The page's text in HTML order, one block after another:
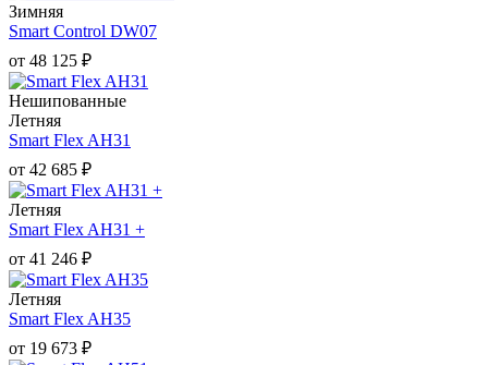
Зимняя
Smart Control DW07
от 48 125 ₽
Нешипованные
Летняя
Smart Flex AH31
от 42 685 ₽
Летняя
Smart Flex AH31 +
от 41 246 ₽
Летняя
Smart Flex AH35
от 19 673 ₽